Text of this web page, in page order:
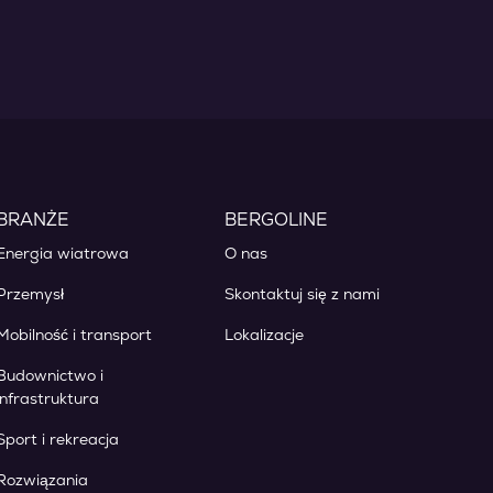
wiatrowa
i transport
i
i rekreacja
BERGOLINE
O nas
Skontaktuj się z nami
Lokalizacje